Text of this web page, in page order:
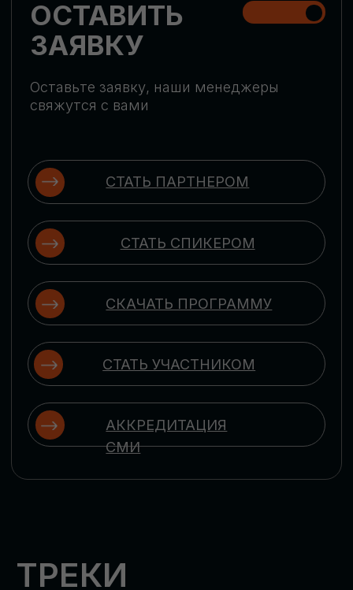
актуальных трендов глобальной цифровой
трансформации. Узнаем о новых подходах
массовом использовании ИИ-
инструментов, обеспечении
ИСКУССТВЕННЫЙ
Узнаем как компании адаптируются к
новой ИИ-реальности. Как ИИ-
сотрудники становятся
«полноправными» членами команды, как
ИИ-помощники забирают на себя рутину
и как можно значительно увеличить
производительность без огромных
затрат на нейросети
ЦИФРОВИЗАЦИЯ
МАРКЕТИНГА И ПРОДАЖ
ЦИФРОВИЗАЦИЯ
УПРАВЛЕНИЯ ПЕРСОНАЛОМ
Рассмотрим управление человеческим
комплексные решения для роста
производительности и кейсы
оптимизации процессов найма,
развития, оценки и удержания
ЦИФРОВИЗАЦИЯ
КЛИЕНТСКОГО СЕРВИСА
Разберем кейсы в сфере цифровизации